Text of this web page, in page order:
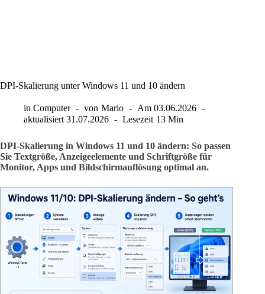
DPI-Skalierung unter Windows 11 und 10 ändern
in Computer von Mario Am 03.06.2026
aktualisiert 31.07.2026 Lesezeit 13 Min
DPI-Skalierung in Windows 11 und 10 ändern: So passen
Sie Textgröße, Anzeigeelemente und Schriftgröße für
Monitor, Apps und Bildschirmauflösung optimal an.